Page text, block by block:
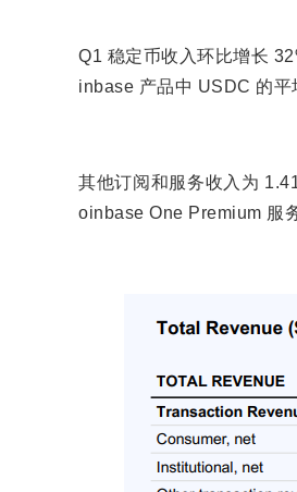
Q1 稳定币收入环比增长
inbase 产品中 USDC 的平
其他订阅和服务收入为
oinbase One Premium 服